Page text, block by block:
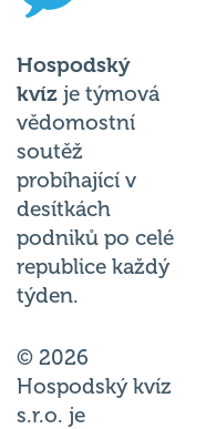
Hospodský
kvíz je týmová
vědomostní
soutěž
probíhající v
desítkách
podniků po celé
republice každý
týden.
© 2026
Hospodský kvíz
s.r.o. je